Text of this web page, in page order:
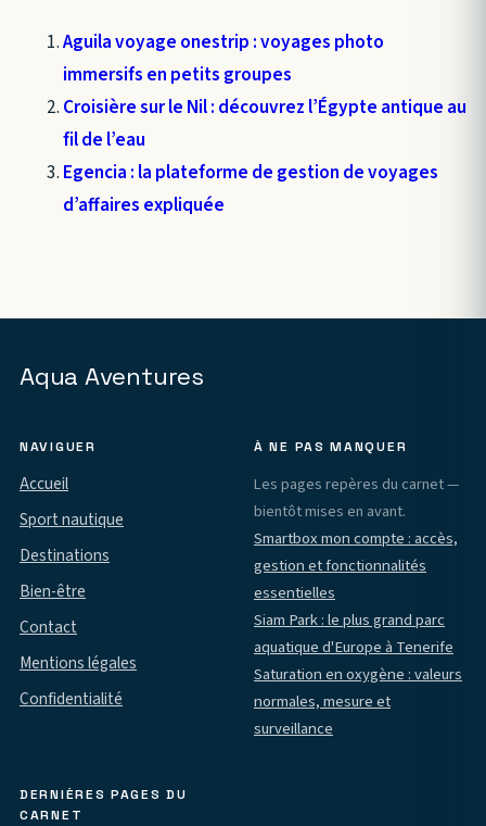
Aguila voyage onestrip : voyages photo
immersifs en petits groupes
Croisière sur le Nil : découvrez l’Égypte antique au
fil de l’eau
Egencia : la plateforme de gestion de voyages
d’affaires expliquée
Aqua Aventures
NAVIGUER
Accueil
Sport nautique
Destinations
Bien-être
Contact
Mentions légales
Confidentialité
À NE PAS MANQUER
Les pages repères du carnet —
bientôt mises en avant.
Smartbox mon compte : accès,
gestion et fonctionnalités
essentielles
Siam Park : le plus grand parc
aquatique d'Europe à Tenerife
Saturation en oxygène : valeurs
normales, mesure et
surveillance
DERNIÈRES PAGES DU
CARNET